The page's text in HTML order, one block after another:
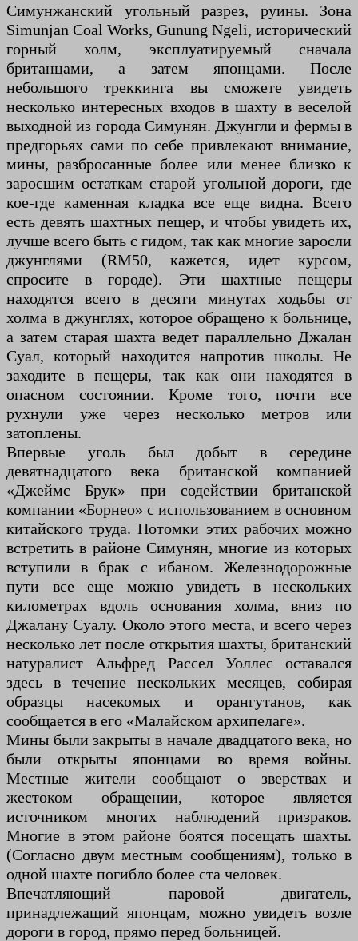
Симунжанский угольный разрез, руины. Зона
Simunjan Coal Works, Gunung Ngeli, исторический
горный холм, эксплуатируемый сначала
британцами, а затем японцами. После
небольшого треккинга вы сможете увидеть
несколько интересных входов в шахту в веселой
выходной из города Симунян. Джунгли и фермы в
предгорьях сами по себе привлекают внимание,
мины, разбросанные более или менее близко к
заросшим остаткам старой угольной дороги, где
кое-где каменная кладка все еще видна. Всего
есть девять шахтных пещер, и чтобы увидеть их,
лучше всего быть с гидом, так как многие заросли
джунглями (RM50, кажется, идет курсом,
спросите в городе). Эти шахтные пещеры
находятся всего в десяти минутах ходьбы от
холма в джунглях, которое обращено к больнице,
а затем старая шахта ведет параллельно Джалан
Суал, который находится напротив школы. Не
заходите в пещеры, так как они находятся в
опасном состоянии. Кроме того, почти все
рухнули уже через несколько метров или
затоплены.
Впервые уголь был добыт в середине
девятнадцатого века британской компанией
«Джеймс Брук» при содействии британской
компании «Борнео» с использованием в основном
китайского труда. Потомки этих рабочих можно
встретить в районе Симунян, многие из которых
вступили в брак с ибаном. Железнодорожные
пути все еще можно увидеть в нескольких
километрах вдоль основания холма, вниз по
Джалану Суалу. Около этого места, и всего через
несколько лет после открытия шахты, британский
натуралист Альфред Рассел Уоллес оставался
здесь в течение нескольких месяцев, собирая
образцы насекомых и орангутанов, как
сообщается в его «Малайском архипелаге».
Мины были закрыты в начале двадцатого века, но
были открыты японцами во время войны.
Местные жители сообщают о зверствах и
жестоком обращении, которое является
источником многих наблюдений призраков.
Многие в этом районе боятся посещать шахты.
(Согласно двум местным сообщениям), только в
одной шахте погибло более ста человек.
Впечатляющий паровой двигатель,
принадлежащий японцам, можно увидеть возле
дороги в город, прямо перед больницей.